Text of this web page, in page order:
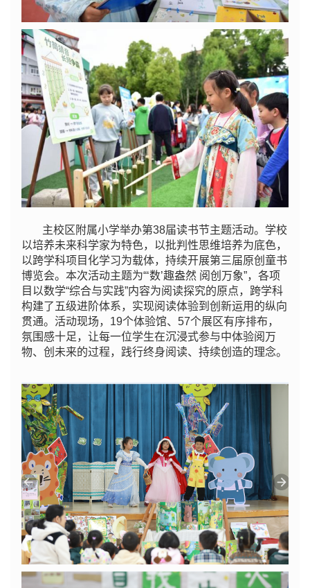
主校区附属小学举办第38届读书节主题活动。学校
以培养未来科学家为特色，以批判性思维培养为底色，
以跨学科项目化学习为载体，持续开展第三届原创童书
博览会。本次活动主题为“‘数’趣盎然 阅创万象”，各项
目以数学“综合与实践”内容为阅读探究的原点，跨学科
构建了五级进阶体系，实现阅读体验到创新运用的纵向
贯通。活动现场，19个体验馆、57个展区有序排布，
氛围感十足，让每一位学生在沉浸式参与中体验阅万
物、创未来的过程，践行终身阅读、持续创造的理念。